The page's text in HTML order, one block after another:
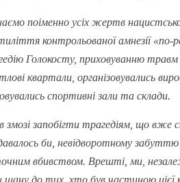
поіменно усіх жертв
контрольованої амнезії «по-
Голокосту, приховуванню травм
квартали, організовувались
спортивні зали та склади.
змозі запобігти трагедіям, що
би, невідворотному
вбивством. Врешті, ми,
до тих, хто був частиною цієї